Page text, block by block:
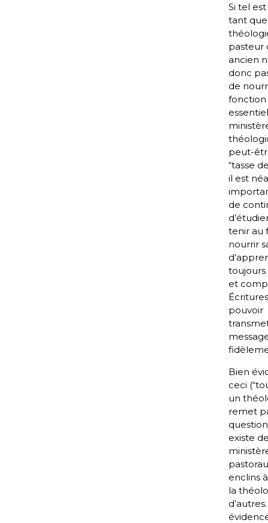
Si tel
tant que
pasteur
ancien
donc
de
fonction
peut-
“tasse
il est
de
tenir au
nourrir
toujours
et
pouvoir
Bien
ceci
un
remet
existe
enclins
la